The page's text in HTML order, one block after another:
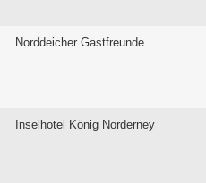
Norddeicher Gastfreunde
Inselhotel König Norderney